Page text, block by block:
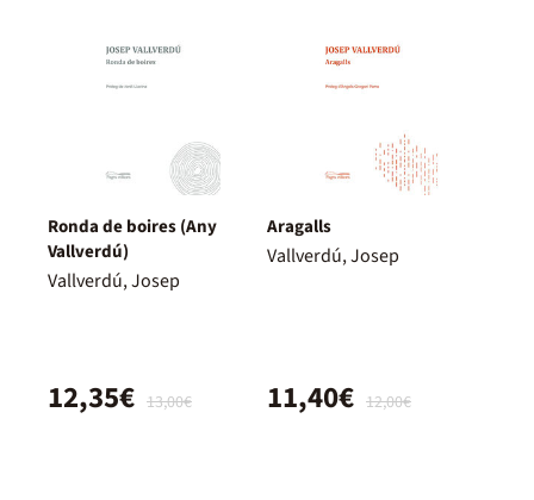
Ronda de boires (Any
Vallverdú)
Vallverdú, Josep
13,00€
12,35€
Aragalls
Vallverdú, Josep
12,00€
11,40€